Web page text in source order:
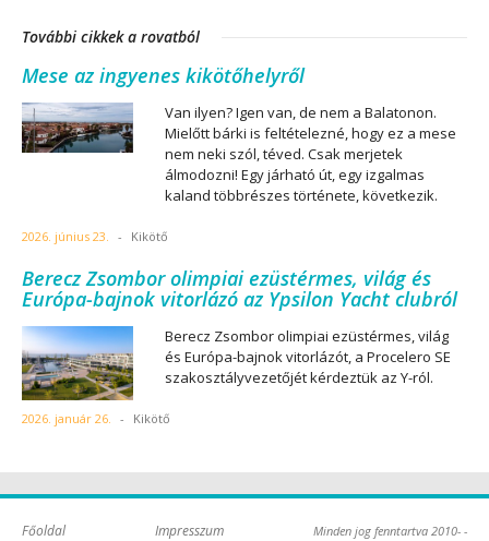
További cikkek a rovatból
Mese az ingyenes kikötőhelyről
Van ilyen? Igen van, de nem a Balatonon.
Mielőtt bárki is feltételezné, hogy ez a mese
nem neki szól, téved. Csak merjetek
álmodozni! Egy járható út, egy izgalmas
kaland többrészes története, következik.
2026. június 23. - Kikötő
Berecz Zsombor olimpiai ezüstérmes, világ és
Európa-bajnok vitorlázó az Ypsilon Yacht clubról
Berecz Zsombor olimpiai ezüstérmes, világ
és Európa-bajnok vitorlázót, a Procelero SE
szakosztályvezetőjét kérdeztük az Y-ról.
2026. január 26. - Kikötő
Főoldal Impresszum Minden jog fenntartva 2010- -